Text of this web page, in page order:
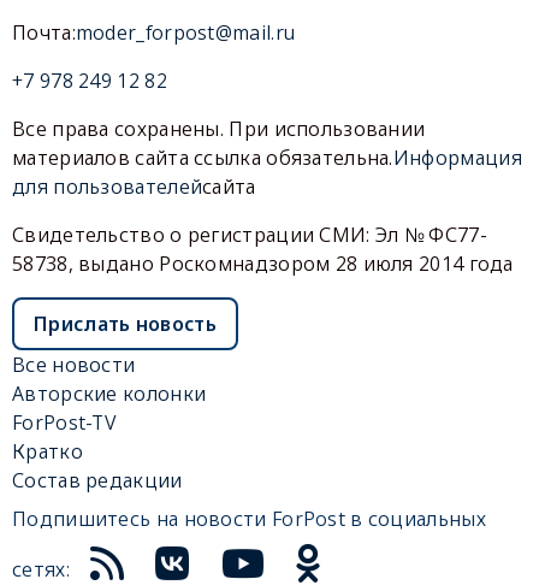
Почта:moder_forpost@mail.ru
+7 978 249 12 82
Все права сохранены. При использовании
материалов сайта ссылка обязательна.Информация
для пользователейсайта
Свидетельство о регистрации СМИ: Эл № ФС77-
58738, выдано Роскомнадзором 28 июля 2014 года
Прислать новость
Все новости
Авторские колонки
ForPost-TV
Кратко
Состав редакции
Подпишитесь на новости ForPost в социальных
сетях: